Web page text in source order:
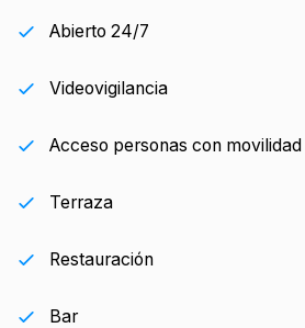
Abierto 24/7
Videovigilancia
Acceso personas con
Terraza
Restauración
Bar